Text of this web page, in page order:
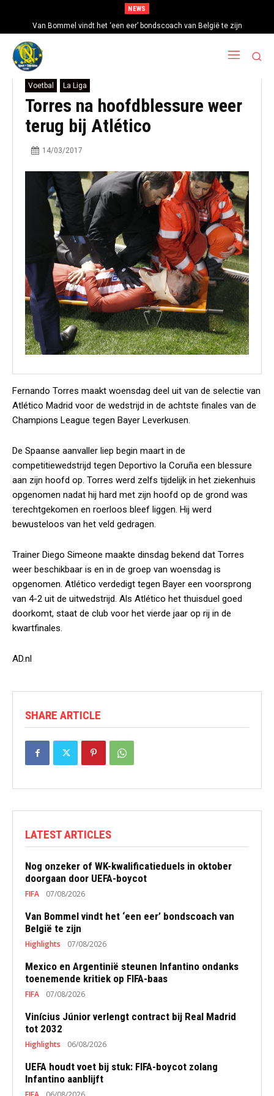
NEWS
Van Bommel vindt het ‘een eer’ bondscoach van België te zijn
Voetbal La Liga
Torres na hoofdblessure weer
terug bij Atlético
14/03/2017
Fernando Torres maakt woensdag deel uit van de selectie van
Atlético Madrid voor de wedstrijd in de achtste finales van de
Champions League tegen Bayer Leverkusen.
De Spaanse aanvaller liep begin maart in de
competitiewedstrijd tegen Deportivo la Coruña een blessure
aan zijn hoofd op. Torres werd zelfs tijdelijk in het ziekenhuis
opgenomen nadat hij hard met zijn hoofd op de grond was
terechtgekomen en roerloos bleef liggen. Hij werd
bewusteloos van het veld gedragen.
Trainer Diego Simeone maakte dinsdag bekend dat Torres
weer beschikbaar is en in de groep van woensdag is
opgenomen. Atlético verdedigt tegen Bayer een voorsprong
van 4-2 uit de uitwedstrijd. Als Atlético het thuisduel goed
doorkomt, staat de club voor het vierde jaar op rij in de
kwartfinales.
AD.nl
SHARE ARTICLE
LATEST ARTICLES
Nog onzeker of WK-kwalificatieduels in oktober
doorgaan door UEFA-boycot
FIFA 07/08/2026
Van Bommel vindt het ‘een eer’ bondscoach van
België te zijn
Highlights 07/08/2026
Mexico en Argentinië steunen Infantino ondanks
toenemende kritiek op FIFA-baas
FIFA 07/08/2026
Vinícius Júnior verlengt contract bij Real Madrid
tot 2032
Highlights 06/08/2026
UEFA houdt voet bij stuk: FIFA-boycot zolang
Infantino aanblijft